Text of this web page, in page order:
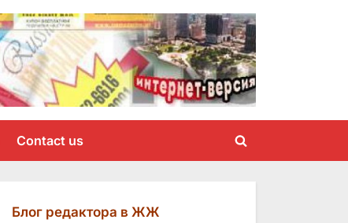
Contact us
Toggle
Блог редактора в ЖЖ